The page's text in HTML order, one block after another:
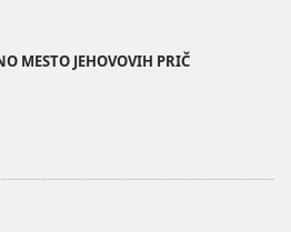
MESTO JEHOVOVIH PRIČ